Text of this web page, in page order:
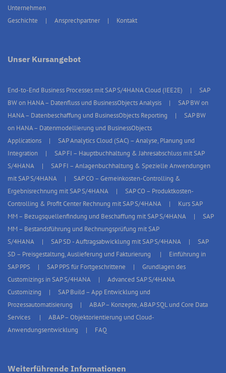
Unternehmen
Geschichte
Ansprechpartner Kontakt
Unser Kursangebot
End-to-End Business Processes mit SAP S/4HANA Cloud (IEE2E)
SAP
BW on HANA – Datenfluss und BusinessObjects Analysis
SAP BW on
HANA – Datenbeschaffung und BusinessObjects Reporting
SAP BW
on HANA – Datenmodellierung und BusinessObjects
Applications
SAP Analytics Cloud (SAC) – Analyse, Planung und
Integration
SAP FI – Hauptbuchhaltung & Jahresabschluss mit SAP
S/4HANA
SAP FI – Anlagenbuchhaltung & Spezielle Anwendungen
mit SAP S/4HANA
SAP CO – Gemeinkosten-Controlling &
Ergebnisrechnung mit SAP S/4HANA
SAP CO – Produktkosten-
Controlling & Profit Center Rechnung mit SAP S/4HANA
Kurs SAP
MM – Bezugsquellenfindung und Beschaffung mit SAP S/4HANA
SAP
MM – Bestandsführung und Rechnungsprüfung mit SAP
S/4HANA
SAP SD - Auftragsabwicklung mit SAP S/4HANA
SAP
SD – Preisgestaltung, Auslieferung und Fakturierung
Einführung in
SAP PPS
SAP PPS für Fortgeschrittene
Grundlagen des
Customizings in SAP S/4HANA
Advanced SAP S/4HANA
Customizing
SAP Build – App Entwicklung und
Prozessautomatisierung
ABAP – Konzepte, ABAP SQL und Core Data
Services
ABAP – Objektorientierung und Cloud-
Anwendungsentwicklung
FAQ
Weiterführende Informationen